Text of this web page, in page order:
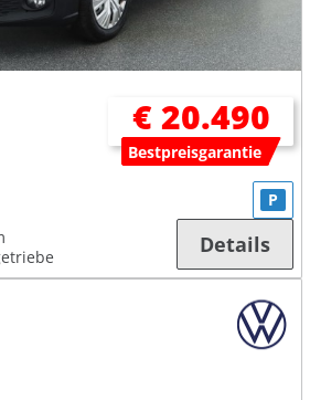
€ 20.490
Bestpreisgarantie
P
Details